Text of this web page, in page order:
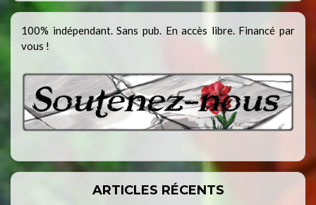
100% indépendant. Sans pub. En accès libre. Financé par
vous !
ARTICLES RÉCENTS